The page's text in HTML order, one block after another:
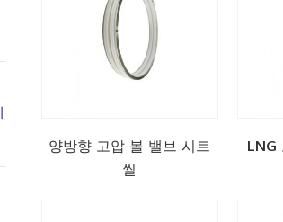
양방향 고압 볼 밸브 시트
씰
LNG